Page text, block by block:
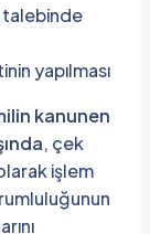
talebinde
yapılması
kanunen
, çek
işlem